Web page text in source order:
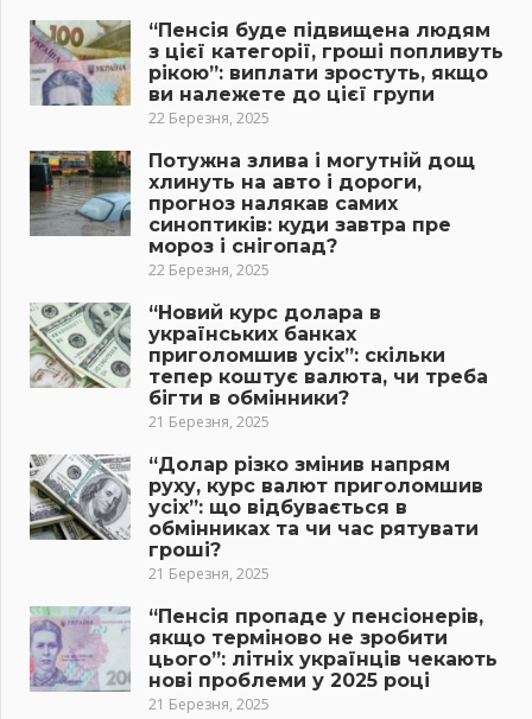
“Пенсія буде підвищена людям
з цієї категорії, гроші попливуть
рікою”: виплати зростуть, якщо
ви належете до цієї групи
22 Березня, 2025
Потужна злива і могутній дощ
хлинуть на авто і дороги,
прогноз налякав самих
синоптиків: куди завтра пре
мороз і снігопад?
22 Березня, 2025
“Новий курс долара в
українських банках
приголомшив усіх”: скільки
тепер коштує валюта, чи треба
бігти в обмінники?
21 Березня, 2025
“Долар різко змінив напрям
руху, курс валют приголомшив
усіх”: що відбувається в
обмінниках та чи час рятувати
гроші?
21 Березня, 2025
“Пенсія пропаде у пенсіонерів,
якщо терміново не зробити
цього”: літніх українців чекають
нові проблеми у 2025 році
21 Березня, 2025